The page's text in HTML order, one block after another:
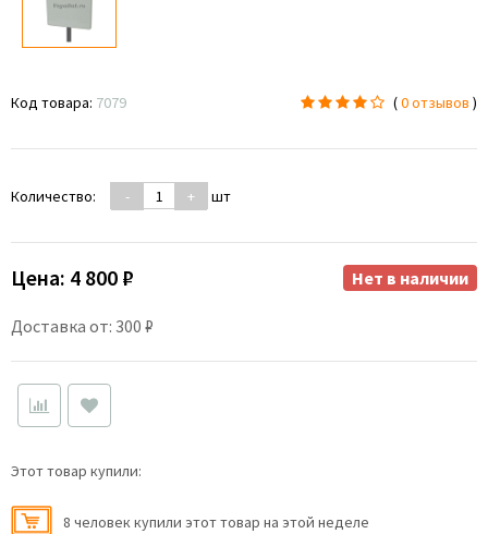
Код товара: 7079 (0 отзывов )
Количество: - + шт
Цена: 4 800 ₽
Доставка от: 300 ₽
Нет в наличии
Этот товар купили:
8 человек купили этот товар на этой неделе